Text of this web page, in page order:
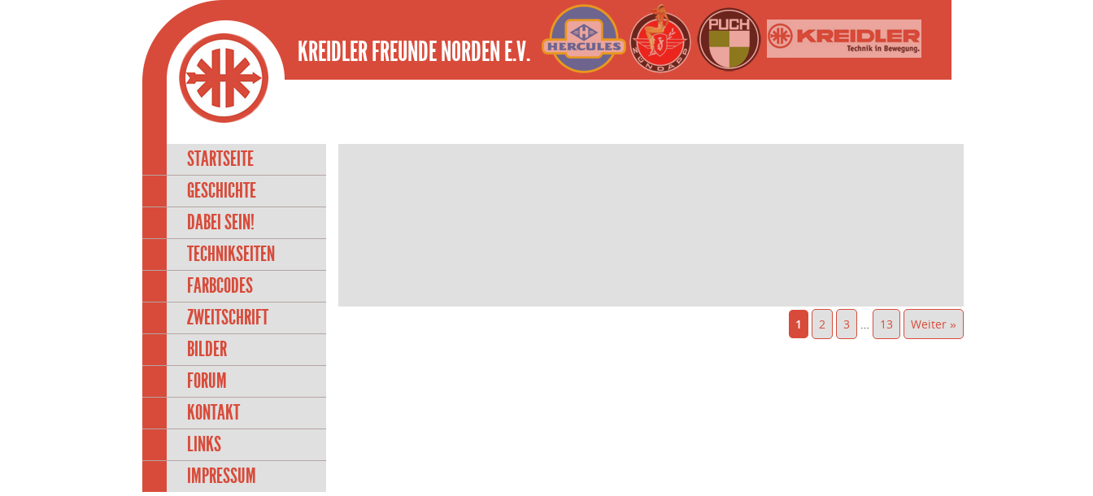
KREIDLER FREUNDE NORDEN E.V.
STARTSEITE
GESCHICHTE
DABEI SEIN!
TECHNIKSEITEN
FARBCODES
ZWEITSCHRIFT
BILDER
FORUM
KONTAKT
LINKS
IMPRESSUM
1 2 3 … 13 Weiter »